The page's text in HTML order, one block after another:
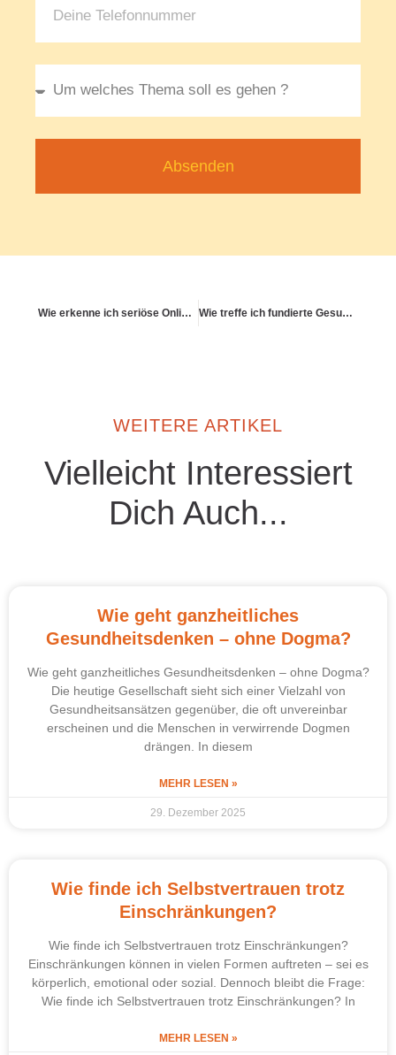
Absenden
Wie erkenne ich seriöse Online-Angebote zur Gesundheitsberatung? Wie treffe ich fundierte Gesundheitsentscheidungen?
WEITERE ARTIKEL
Vielleicht Interessiert
Dich Auch...
Wie geht ganzheitliches
Gesundheitsdenken – ohne Dogma?
Wie geht ganzheitliches Gesundheitsdenken – ohne Dogma?
Die heutige Gesellschaft sieht sich einer Vielzahl von
Gesundheitsansätzen gegenüber, die oft unvereinbar
erscheinen und die Menschen in verwirrende Dogmen
drängen. In diesem
MEHR LESEN »
29. Dezember 2025
Wie finde ich Selbstvertrauen trotz
Einschränkungen?
Wie finde ich Selbstvertrauen trotz Einschränkungen?
Einschränkungen können in vielen Formen auftreten – sei es
körperlich, emotional oder sozial. Dennoch bleibt die Frage:
Wie finde ich Selbstvertrauen trotz Einschränkungen? In
MEHR LESEN »